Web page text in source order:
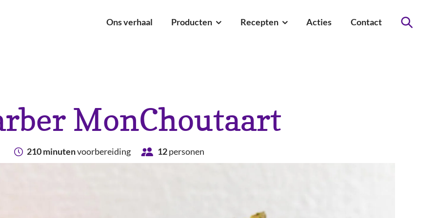
Ons verhaal Producten
Original Verse Roomkaas
& Luchtig
Recepten Acties Contact
Zoeken
MonChoutaart
210 minutenvoorbereiding 12personen